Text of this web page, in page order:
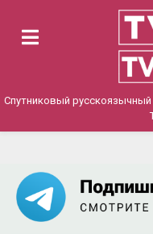
PRIMARY
Спутниковый